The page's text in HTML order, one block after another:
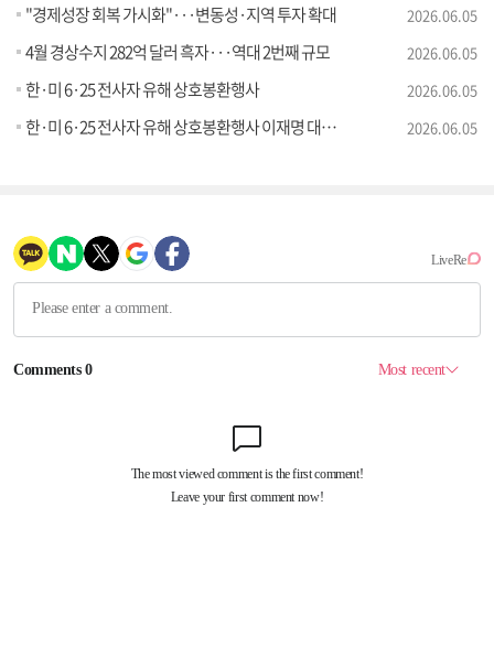
"경제성장 회복 가시화"···변동성·지역 투자 확대 2026.06.05
4월 경상수지 282억 달러 흑자···역대 2번째 규모 2026.06.05
한·미 6·25 전사자 유해 상호봉환행사 2026.06.05
한·미 6·25 전사자 유해 상호봉환행사 이재명 대통령 추모사 2026.06.05